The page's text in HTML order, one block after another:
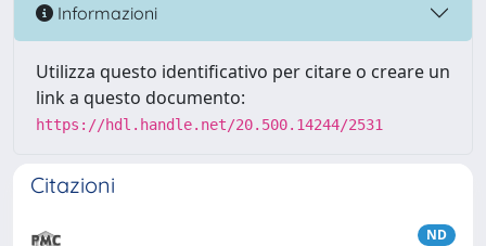
Informazioni
Utilizza questo identificativo per citare o creare un
link a questo documento:
https://hdl.handle.net/20.500.14244/2531
Citazioni
ND